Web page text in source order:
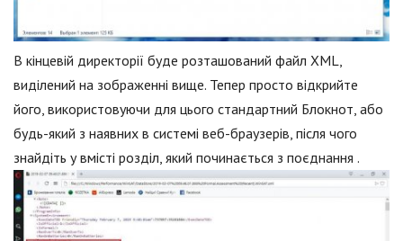
В кінцевій директорії буде розташований файл XML,
виділений на зображенні вище. Тепер просто відкрийте
його, використовуючи для цього стандартний Блокнот, або
будь-який з наявних в системі веб-браузерів, після чого
знайдіть у вмісті розділ, який починається з поєднання .